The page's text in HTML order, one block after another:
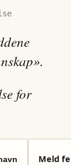
for
Meld